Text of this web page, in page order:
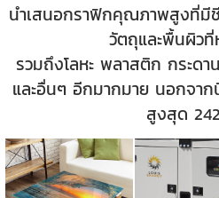
นำเสนอกราฟิกคุณภาพสูงที่มีชี
วัตถุและพื้นผิวที่
รวมถึงโลหะ พลาสติก กระดา
และอื่นๆ อีกมากมาย นอกจา
สูงสุด